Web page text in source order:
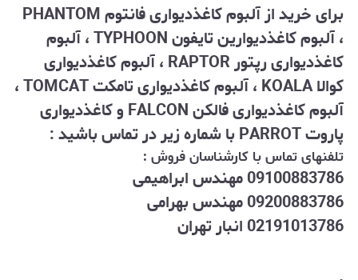
برای خرید از آلبوم کاغذدیواری فانتوم PHANTOM
، آلبوم کاغذدیوارین تایفون TYPHOON ، آلبوم
کاغذدیواری رپتور RAPTOR ، آلبوم کاغذدیواری
کوالا KOALA ، آلبوم کاغذدیواری تامکت TOMCAT ،
آلبوم کاغذدیواری فالکن FALCON و کاغذدیواری
پاروت PARROT با شماره زیر در تماس باشید :
تلفنهای تماس با کارشناسان فروش :
09100883786 مهندس ابراهیمی
09200883786 مهندس بهرامی
02191013786 انبار تهران